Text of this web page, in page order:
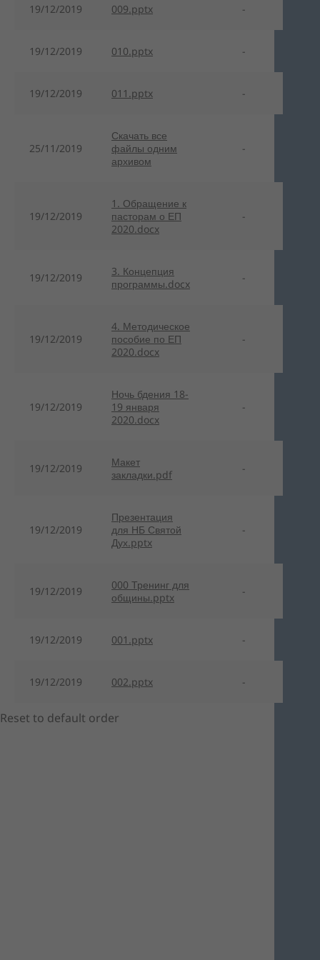
19/12/2019 009.pptx -
19/12/2019 010.pptx -
19/12/2019 011.pptx -
25/11/2019
Скачать все
файлы одним
архивом
-
19/12/2019
1. Обращение к
пасторам о ЕП
2020.docx
-
19/12/2019
3. Концепция
программы.docx
-
19/12/2019
4. Методическое
пособие по ЕП
2020.docx
-
19/12/2019
Ночь бдения 18-
19 января
2020.docx
-
19/12/2019
Макет
закладки.pdf
-
19/12/2019
Презентация
для НБ Святой
Дух.pptx
-
19/12/2019
000 Тренинг для
общины.pptx
-
19/12/2019 001.pptx -
19/12/2019 002.pptx -
Reset to default order